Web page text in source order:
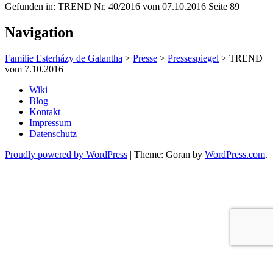
Gefunden in: TREND Nr. 40/2016 vom 07.10.2016 Seite 89
Navigation
Familie Esterházy de Galantha > Presse > Pressespiegel > TREND
vom 7.10.2016
Wiki
Blog
Kontakt
Impressum
Datenschutz
Proudly powered by WordPress | Theme: Goran by WordPress.com.